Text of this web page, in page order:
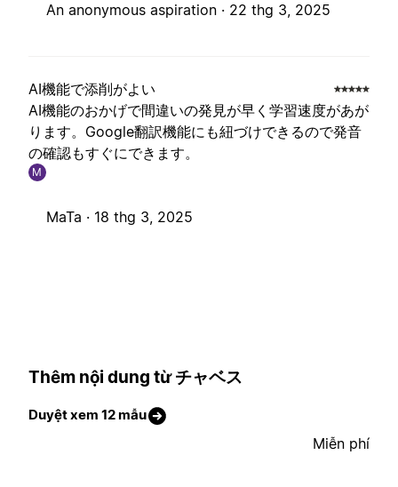
An anonymous aspiration · 22 thg 3, 2025
AI機能で添削がよい
AI機能のおかげで間違いの発見が早く学習速度があが
ります。Google翻訳機能にも紐づけできるので発音
の確認もすぐにできます。
M
MaTa · 18 thg 3, 2025
Thêm nội dung từ チャベス
Duyệt xem 12 mẫu
Miễn phí